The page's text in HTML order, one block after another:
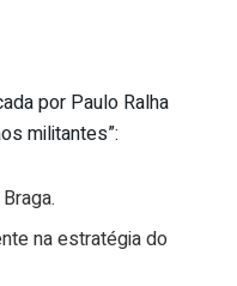
por Paulo Ralha
militantes”:
na estratégia do